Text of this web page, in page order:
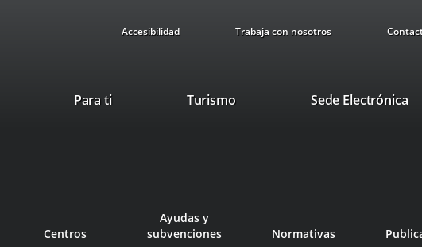
Accesibilidad Trabaja con nosotros
Para ti TurismoEste
Sede Electrónica
Centros
Ayudas y
subvenciones
Normativas